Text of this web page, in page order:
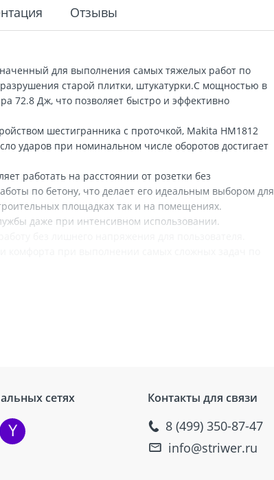
Отзывы
для выполнения самых тяжелых работ по
старой плитки, штукатурки.С мощностью в
72.8 Дж, что позволяет быстро и эффективно
шестигранника с проточкой, Makita HM1812
ударов при номинальном числе оборотов достигает
работать на расстоянии от розетки без
по бетону, что делает его идеальным выбором для
площадках так и на помещениях.
даже при интенсивном использовании.
сетях Контакты для связи
8 (499) 350-87-47
info@striwer.ru